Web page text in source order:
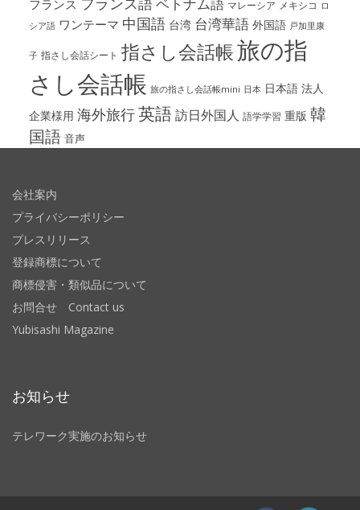
フランス マレーシア メキシコ ロ
シア語 ワンテーマ 中国語 台湾 台湾華語 外国語 戸加里康
子 指さし会話シート 指さし会話帳旅の指
さし会話帳 旅の指さし会話帳mini 日本 日本語 法人
企業様用 海外旅行英語訪日外国人 語学学習 重版 韓
国語 音声
会社案内
プライバシーポリシー
プレスリリース
登録商標について
商標侵害・類似品について
お問合せ Contact us
Yubisashi Magazine
お知らせ
テレワーク実施のお知らせ